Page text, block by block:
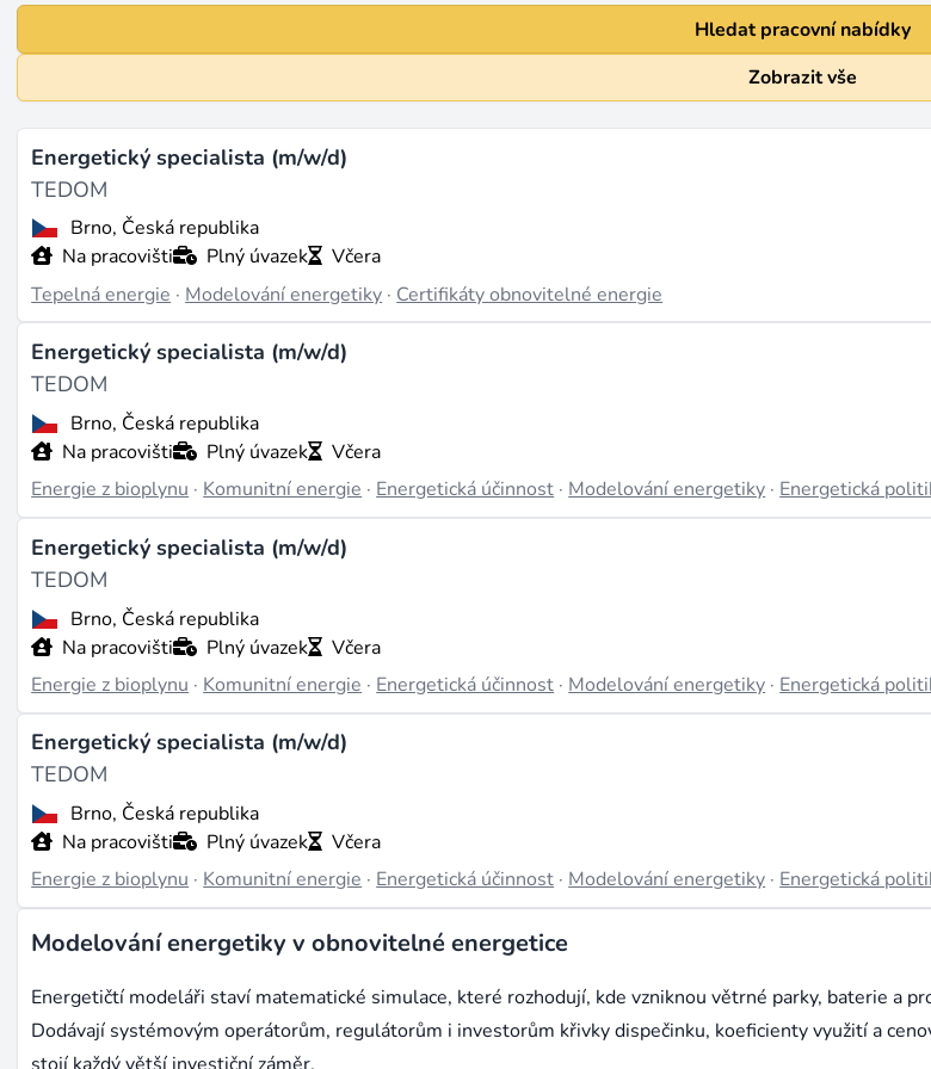
Hledat pracovní nabídky
Zobrazit vše
Energetický specialista (m/w/d)
TEDOM
Brno, Česká republika
Na pracovišti
Plný úvazek
Včera
Tepelná energie · Modelování energetiky · Certifikáty obnovitelné energie
Energetický specialista (m/w/d)
TEDOM
Brno, Česká republika
Na pracovišti
Plný úvazek
Včera
Energie z bioplynu · Komunitní energie · Energetická účinnost · Modelování energetiky · Energetická
Energetický specialista (m/w/d)
TEDOM
Brno, Česká republika
Na pracovišti
Plný úvazek
Včera
Energie z bioplynu · Komunitní energie · Energetická účinnost · Modelování energetiky · Energetická
Energetický specialista (m/w/d)
TEDOM
Brno, Česká republika
Na pracovišti
Plný úvazek
Včera
Energie z bioplynu · Komunitní energie · Energetická účinnost · Modelování energetiky · Energetická
Modelování energetiky v obnovitelné energetice
Energetičtí modeláři staví matematické simulace, které rozhodují, kde vzniknou větrné parky, baterie a
Dodávají systémovým operátorům, regulátorům i investorům křivky dispečinku, koeficienty využití a